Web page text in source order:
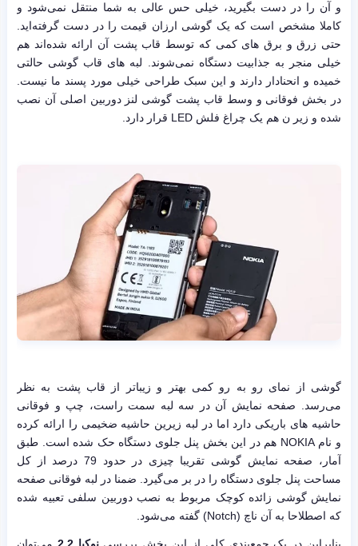
و آن را در دست بگیرید، خیلی حس عالی به شما منتقل نمی‌شود و
کاملا مشخص است که یک گوشی ارزان قیمت را در دست گرفته‌اید.
حتی زرق و برق های کمی که توسط قاب پشت آن ارائه شده‌اند هم
خیلی منجر به جذابیت دستگاه نمی‌شوند. لبه های قاب گوشی حالتی
خمیده و انحنادار دارند و این سبک طراحی خیلی مورد پسند ما نیست.
در بخش فوقانی و وسط قاب پشت گوشی لنز دوربین اصلی آن نصب
شده و زیر ن هم یک چراغ فلش LED قرار دارد.
گوشی از نمای رو به رو کمی بهتر و زیباتر از قاب پشت به نظر
می‌رسد. صفحه نمایش آن در سه لبه سمت راست، چپ و فوقانی
حاشیه های باریکی دارد اما در لبه زیرین حاشیه ضخیمی را ارائه کرده
و نام NOKIA هم در این بخش پنل جلوی دستگاه حک شده است. طبق
آمار، صفحه نمایش گوشی تقریبا چیزی در حدود 79 درصد از کل
مساحت پنل جلوی دستگاه را در بر می‌گیرد. ضمنا در لبه فوقانی صفحه
نمایش گوشی زائده کوچک مربوط به نصب دوربین سلفی تعبیه شده
که اصطلاحا به آن ناچ (Notch) گفته می‌شود.